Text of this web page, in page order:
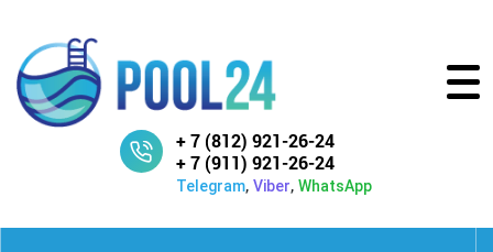
+ 7 (812) 921-26-24
+ 7 (911) 921-26-24
Telegram, Viber, WhatsApp